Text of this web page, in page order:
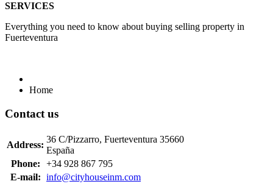
SERVICES
Everything you need to know about buying selling property in
Fuerteventura
Home
Contact us
Address:
36 C/Pizzarro, Fuerteventura 35660
España
Phone:
+34 928 867 795
E-mail: info@cityhouseinm.com